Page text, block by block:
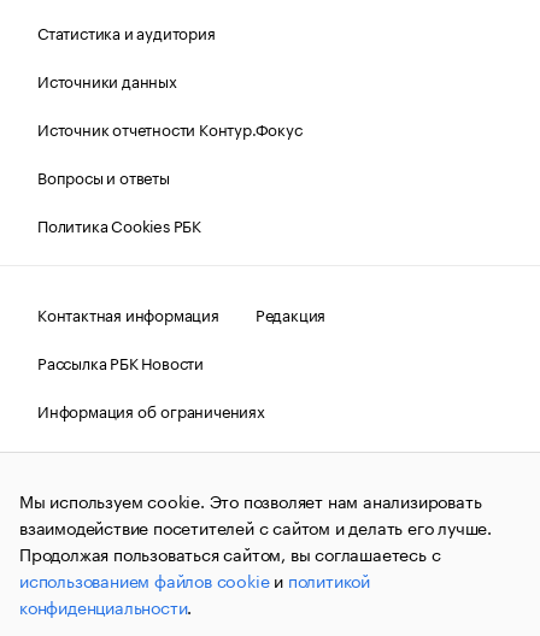
Статистика и аудитория
Источники данных
Источник отчетности Контур.Фокус
Вопросы и ответы
Политика Cookies РБК
Контактная информация
Редакция
Рассылка РБК Новости
Информация об ограничениях
Правовая информация
О соблюдении авторских прав
© АО «РОСБИЗНЕСКОНСАЛТИНГ»,1995–2026.Сообщения
и материалы информационного агентства «РБК»
(зарегистрировано Федеральной службой по надзору в сфере
связи, информационных технологий и массовых
коммуникаций (Роскомнадзор) 09.12.2015 за номером ИА
№ФС77-63848) сопровождаются пометкой «РБК». Отдельные
публикации могут содержать информацию,
Мы используем cookie. Это позволяет нам анализировать
взаимодействие посетителей с сайтом и делать его лучше.
Продолжая пользоваться сайтом, вы соглашаетесь с
использованием файлов cookieи политикой
конфиденциальности.